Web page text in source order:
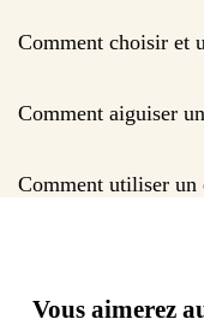
Comment choisir et
Comment aiguiser
Comment utiliser un
Vous aimerez